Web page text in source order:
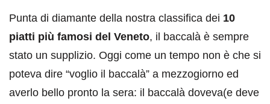
Punta di diamante della nostra classifica dei 10
piatti più famosi del Veneto, il baccalà è sempre
stato un supplizio. Oggi come un tempo non è che si
poteva dire “voglio il baccalà” a mezzogiorno ed
averlo bello pronto la sera: il baccalà doveva(e deve